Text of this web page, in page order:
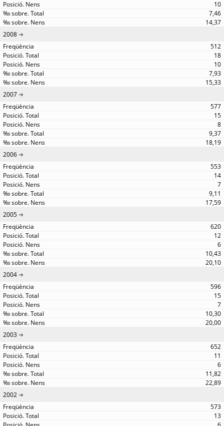
10
7,46
14,37
2008
512
18
10
7,93
15,33
2007
577
15
8
9,37
18,19
2006
553
14
7
9,11
17,59
2005
620
12
6
10,43
20,10
2004
596
15
7
10,30
20,00
2003
652
11
6
11,82
22,89
2002
573
13